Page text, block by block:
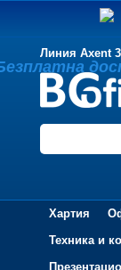
Линия Axent
Хартия
Техника и